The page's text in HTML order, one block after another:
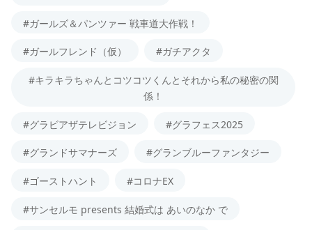
#ガールズ＆パンツァー 戦車道大作戦！
#ガールフレンド（仮） #ガチアクタ
#キラキラちゃんとコツコツくんとそれから私の秘密の関
係！
#グラビアザテレビジョン #グラフェス2025
#グランドサマナーズ #グランブルーファンタジー
#ゴーストハント #コロナEX
#サンセルモ presents 結婚式は あいのなか で